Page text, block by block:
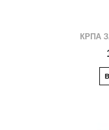
КРПА